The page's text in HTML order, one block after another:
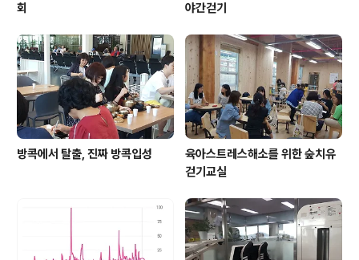
회
야간걷기
방콕에서 탈출, 진짜 방콕입성
육아스트레스해소를 위한 숲치유
걷기교실